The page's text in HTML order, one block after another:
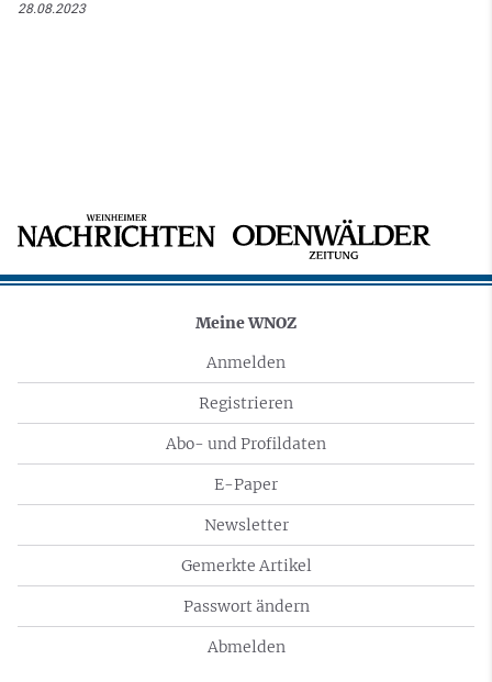
28.08.2023
Meine WNOZ
Anmelden
Registrieren
Abo- und Profildaten
E-Paper
Newsletter
Gemerkte Artikel
Passwort ändern
Abmelden